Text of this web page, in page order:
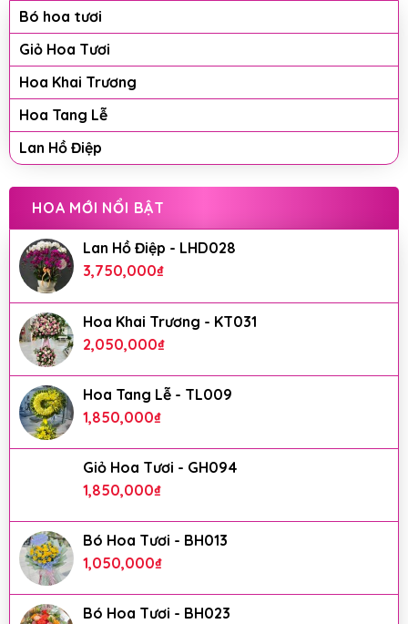
Bó hoa tươi
Giỏ Hoa Tươi
Hoa Khai Trương
Hoa Tang Lễ
Lan Hồ Điệp
HOA MỚI NỔI BẬT
Lan Hồ Điệp - LHD028
3,750,000₫
Hoa Khai Trương - KT031
2,050,000₫
Hoa Tang Lễ - TL009
1,850,000₫
Giỏ Hoa Tươi - GH094
1,850,000₫
Bó Hoa Tươi - BH013
1,050,000₫
Bó Hoa Tươi - BH023